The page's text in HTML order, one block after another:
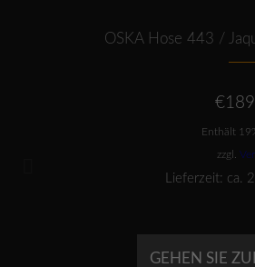
OSKA Hose 443 /
€
Enthält
zzgl.
Lieferzeit: ca.
GEHEN SIE